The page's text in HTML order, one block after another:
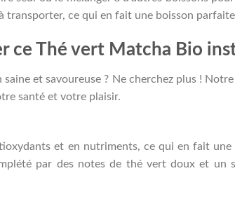
transporter, ce qui en fait une boisson
ce Thé vert Matcha Bio
saine et savoureuse ? Ne cherchez plus !
santé et votre plaisir.
et en nutriments, ce qui en fait une
par des notes de thé vert doux et un